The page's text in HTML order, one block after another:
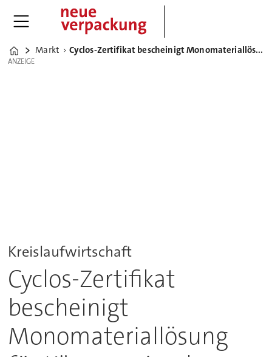
Home
Markt Cyclos-Zertifikat bescheinigt Monomateriallösung für Käse maximale Rezyklatausbeute
ANZEIGE
ANZEIGE
Kreislaufwirtschaft
Cyclos-Zertifikat
bescheinigt
Monomateriallösung